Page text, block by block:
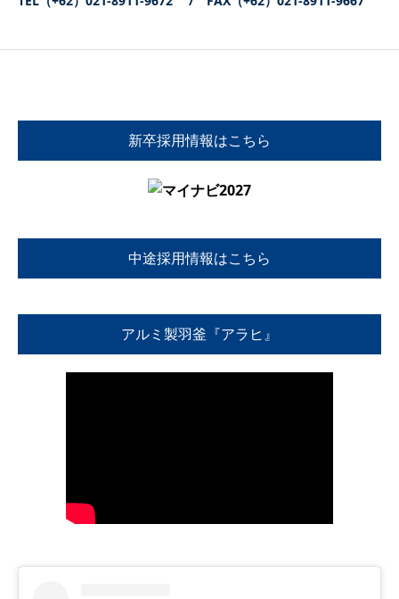
新卒採用情報はこちら
中途採用情報はこちら
アルミ製羽釜『アラヒ』